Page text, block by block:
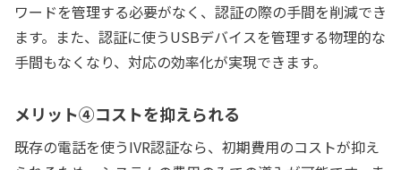
ワードを管理する必要がなく、認証の際の手間を削減でき
ます。また、認証に使うUSBデバイスを管理する物理的な
手間もなくなり、対応の効率化が実現できます。
メリット④コストを抑えられる
既存の電話を使うIVR認証なら、初期費用のコストが抑え